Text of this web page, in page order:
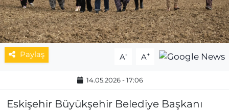
Paylaş A- A+
14.05.2026 - 17:06
Eskişehir Büyükşehir Belediye Başkanı